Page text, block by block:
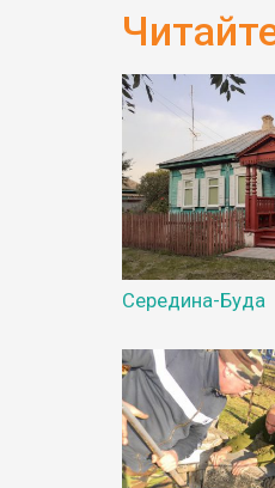
Середина-Буда